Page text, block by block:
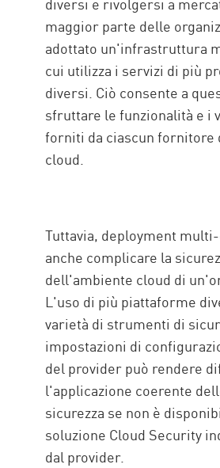
maggior parte delle
adottato un'infrastruttura
cui utilizza i servizi di più
diversi. Ciò consente a
sfruttare le funzionalità e i
forniti da ciascun fornitore
cloud.
Tuttavia, deployment
anche complicare la
dell'ambiente cloud di
L'uso di più piattaforme
varietà di strumenti di
impostazioni di
del provider può rendere
l'applicazione coerente
sicurezza se non è
soluzione Cloud Security
dal provider.